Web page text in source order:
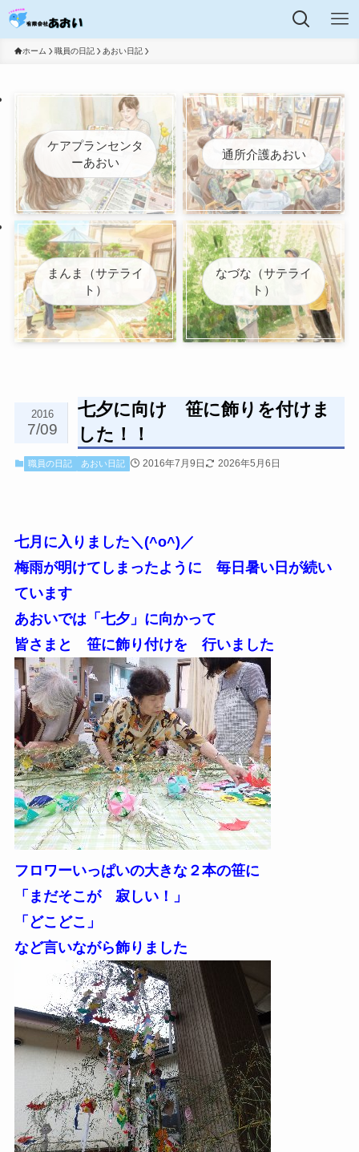
ホーム 職員の日記 あおい日記
ケアプランセンタ
ーあおい
通所介護あおい
まんま（サテライ
ト）
なづな（サテライ
ト）
七夕に向け 笹に飾りを付けま
した！！
2016
7/09
職員の日記 あおい日記 2016年7月9日 2026年5月6日
七月に入りました＼(^o^)／
梅雨が明けてしまったように 毎日暑い日が続い
ています
あおいでは「七夕」に向かって
皆さまと 笹に飾り付けを 行いました
フロワーいっぱいの大きな２本の笹に
「まだそこが 寂しい！」
「どこどこ」
など言いながら飾りました